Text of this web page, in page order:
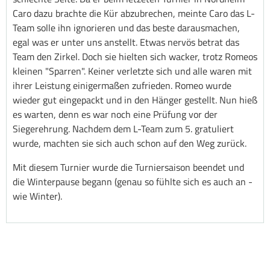
Caro dazu brachte die Kür abzubrechen, meinte Caro das L-
Team solle ihn ignorieren und das beste darausmachen,
egal was er unter uns anstellt. Etwas nervös betrat das
Team den Zirkel. Doch sie hielten sich wacker, trotz Romeos
kleinen "Sparren". Keiner verletzte sich und alle waren mit
ihrer Leistung einigermaßen zufrieden. Romeo wurde
wieder gut eingepackt und in den Hänger gestellt. Nun hieß
es warten, denn es war noch eine Prüfung vor der
Siegerehrung. Nachdem dem L-Team zum 5. gratuliert
wurde, machten sie sich auch schon auf den Weg zurück.
Mit diesem Turnier wurde die Turniersaison beendet und
die Winterpause begann (genau so fühlte sich es auch an -
wie Winter).